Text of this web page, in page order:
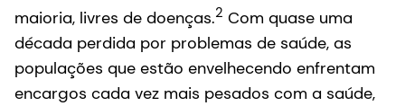
maioria, livres de doenças.2 Com quase uma
década perdida por problemas de saúde, as
populações que estão envelhecendo enfrentam
encargos cada vez mais pesados com a saúde,